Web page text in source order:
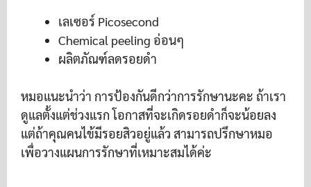
เลเซอร์ Picosecond
Chemical peeling อ่อนๆ
ผลิตภัณฑ์ลดรอยดำ
หมอแนะนำว่า การป้องกันดีกว่าการรักษานะคะ ถ้าเรา
ดูแลตั้งแต่ช่วงแรก โอกาสที่จะเกิดรอยดำก็จะน้อยลง
แต่ถ้าคุณคนไข้มีรอยสิวอยู่แล้ว สามารถปรึกษาหมอ
เพื่อวางแผนการรักษาที่เหมาะสมได้ค่ะ